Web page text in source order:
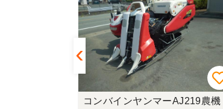
コンバインヤンマーAJ219農機